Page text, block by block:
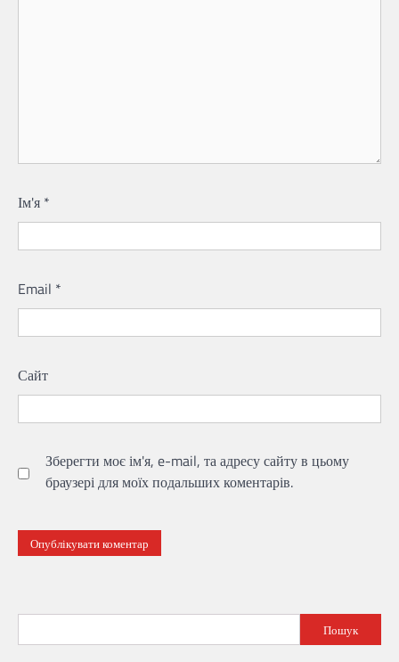
Ім'я *
Email *
Сайт
Зберегти моє ім'я, e-mail, та адресу сайту в цьому
браузері для моїх подальших коментарів.
Пошук